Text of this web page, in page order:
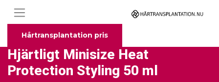
Hårtransplantation pris
Hjärtligt Minisize Heat
Protection Styling 50 ml